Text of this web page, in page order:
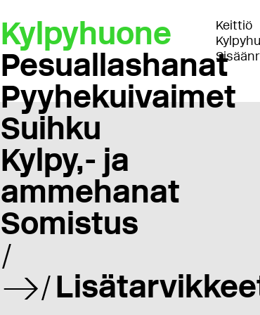
Kylpyhuone
Pesuallashanat
Pyyhekuivaimet
Suihku
Kylpy,- ja
ammehanat
Somistus
Keittiö